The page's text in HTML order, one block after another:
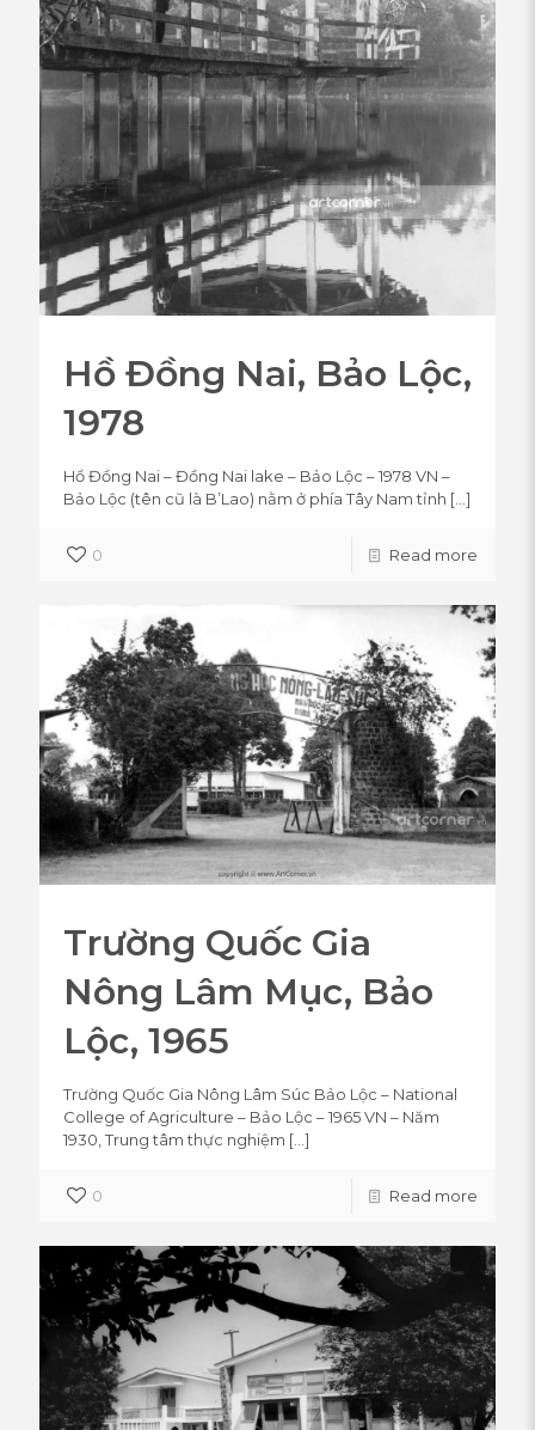
Hồ Đồng Nai, Bảo Lộc,
1978
Hồ Đồng Nai – Đồng Nai lake – Bảo Lộc – 1978 VN –
Bảo Lộc (tên cũ là B’Lao) nằm ở phía Tây Nam tỉnh […]
0 Read more
Trường Quốc Gia
Nông Lâm Mục, Bảo
Lộc, 1965
Trường Quốc Gia Nông Lâm Súc Bảo Lộc – National
College of Agriculture – Bảo Lộc – 1965 VN – Năm
1930, Trung tâm thực nghiệm […]
0 Read more